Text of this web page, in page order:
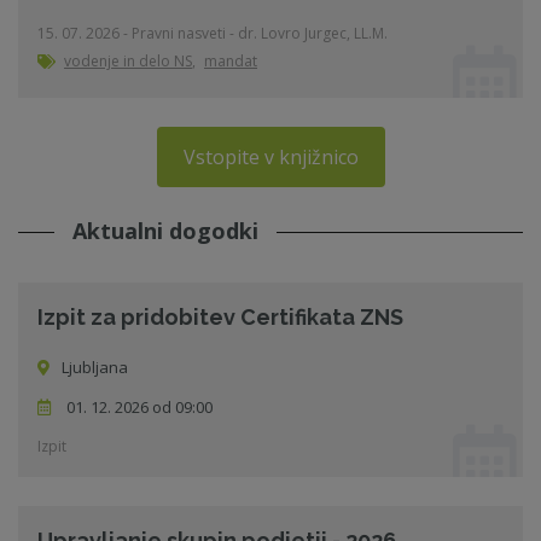
15. 07. 2026 - Pravni nasveti - dr. Lovro Jurgec, LL.M.
vodenje in delo NS, mandat
Vstopite v knjižnico
Aktualni dogodki
Izpit za pridobitev Certifikata ZNS
Ljubljana
01. 12. 2026 od 09:00
Izpit